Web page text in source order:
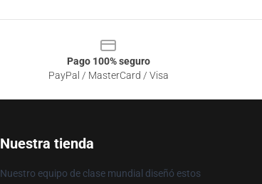
Pago 100% seguro
PayPal / MasterCard / Visa
Nuestra tienda
Nuestro equipo de clase mundial diseñó estos